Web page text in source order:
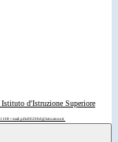
Istituto d'Istruzione Superiore
• mail: pdis00200d@istruzione.it